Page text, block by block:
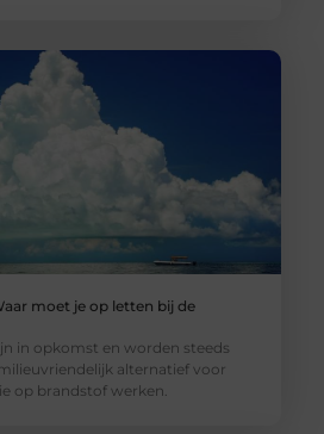
moet je op letten bij de
in opkomst en worden steeds
alternatief voor
op brandstof werken.